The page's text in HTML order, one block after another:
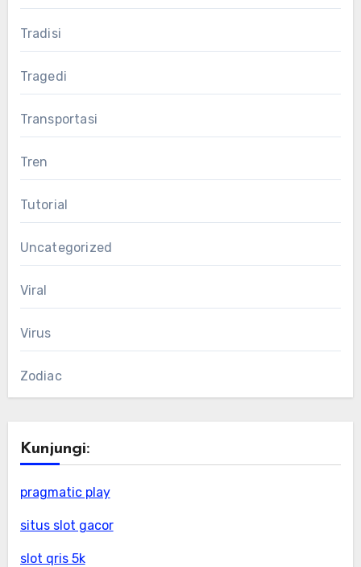
Tradisi
Tragedi
Transportasi
Tren
Tutorial
Uncategorized
Viral
Virus
Zodiac
Kunjungi:
pragmatic play
situs slot gacor
slot qris 5k